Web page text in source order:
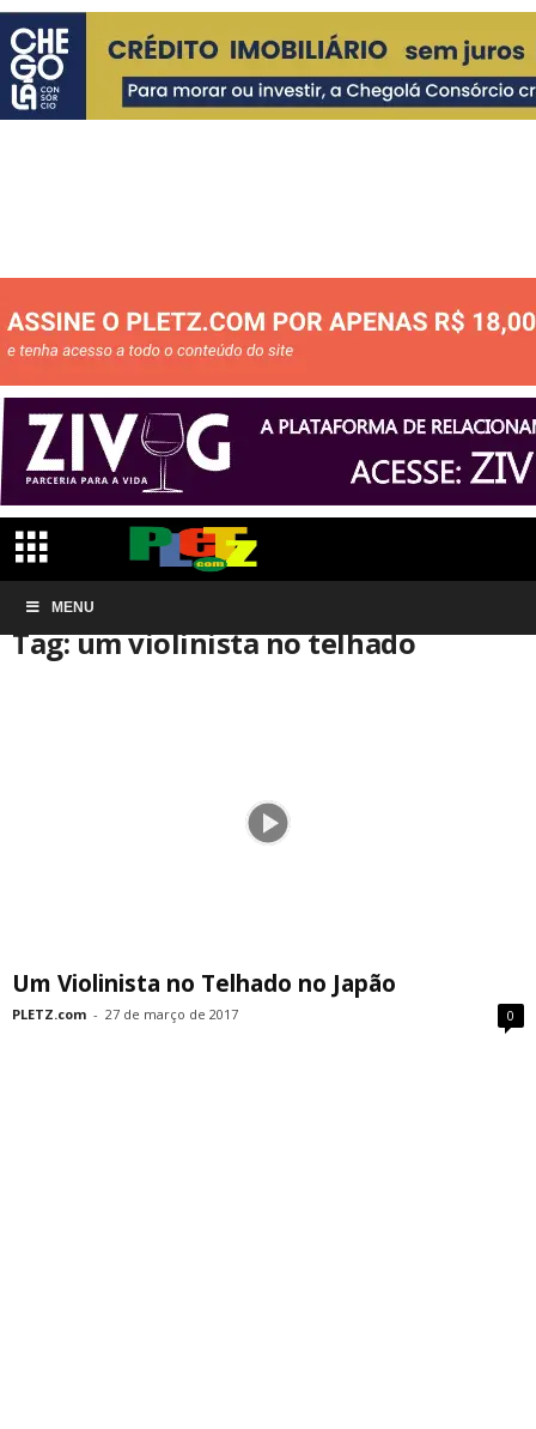
MENU
Início Tags
Tag: um violinista no telhado
Um Violinista no Telhado no Japão
PLETZ.com - 27 de março de 2017 0